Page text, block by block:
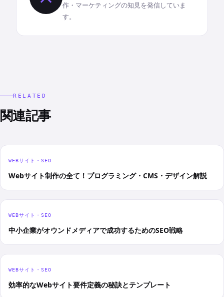
作・マーケティングの知見を発信していま
す。
RELATED
関連記事
WEBサイト・SEO
Webサイト制作の全て！プログラミング・CMS・デザイン解説
WEBサイト・SEO
中小企業がオウンドメディアで成功するためのSEO戦略
WEBサイト・SEO
効率的なWebサイト要件定義の秘訣とテンプレート